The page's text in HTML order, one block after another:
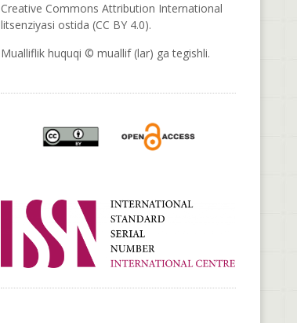
Creative Commons Attribution International
litsenziyasi ostida (CC BY 4.0).
Mualliflik huquqi © muallif (lar) ga tegishli.